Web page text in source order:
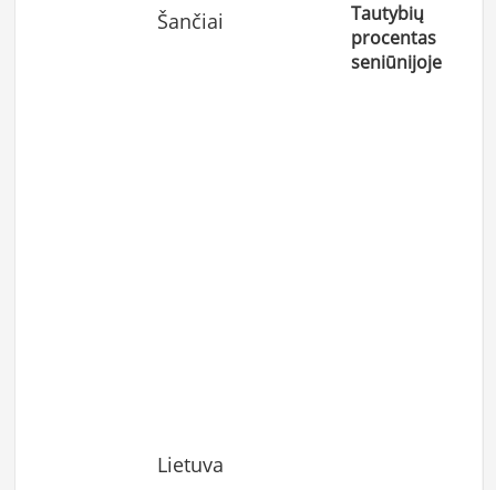
Šančiai
Lietuva
Tautybių
procentas
seniūnijoje